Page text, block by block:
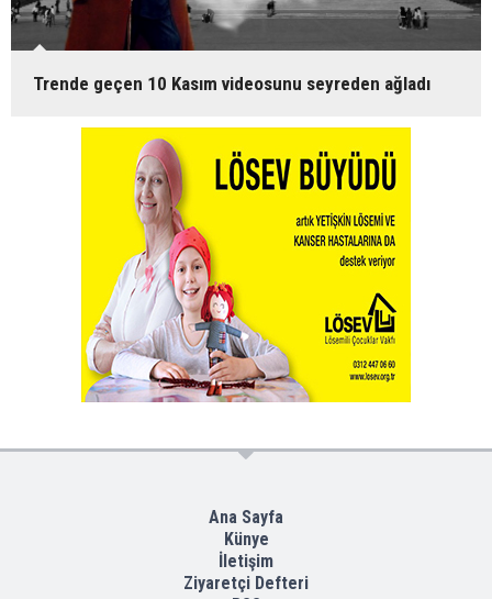
Trende geçen 10 Kasım videosunu seyreden ağladı
Ana Sayfa
Künye
İletişim
Ziyaretçi Defteri